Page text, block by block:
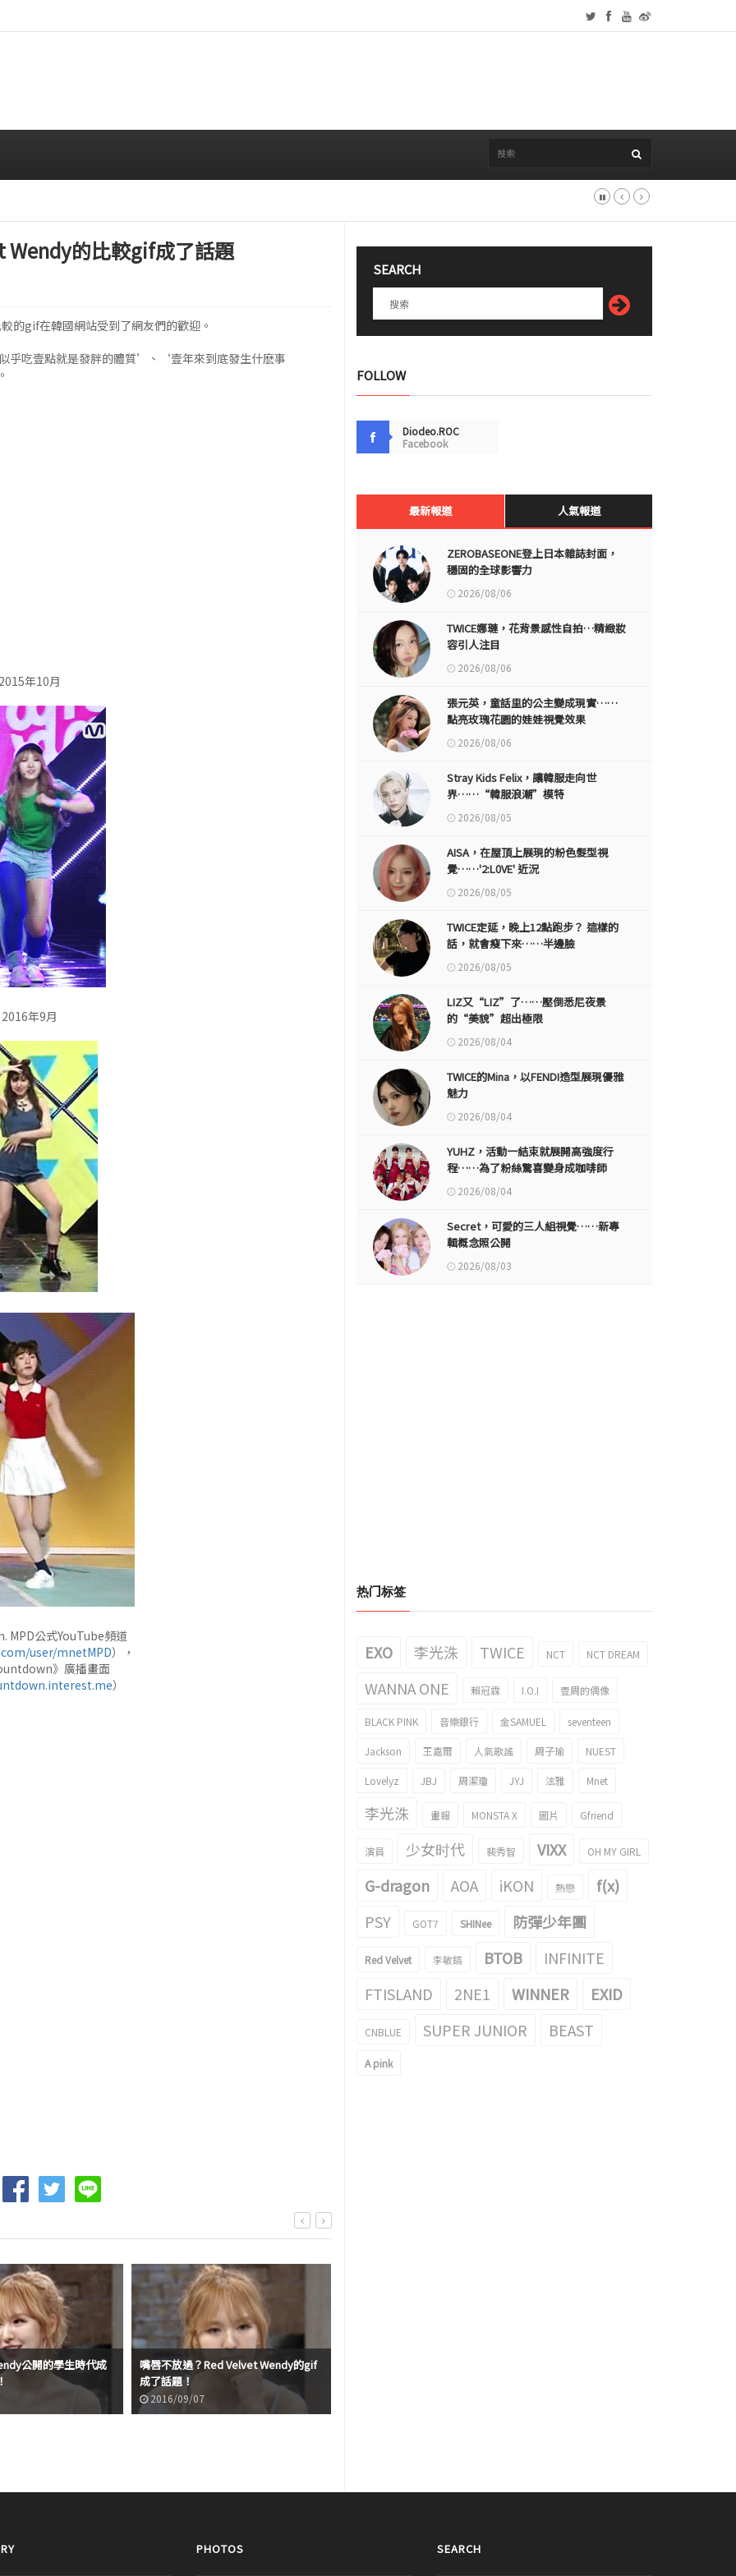
Wendy的比較gif成了話題
的gif在韓國網站受到了網友們的歡迎。
乎吃壹點就是發胖的體質’、‘壹年來到底發生什麽事
年10月
年9月
MPD公式YouTube頻道
user/mnetMPD），
》廣播畫面
）
公開的學生時代成
嘴唇不放過？Red Velvet Wendy的gif
成了話題！
2016/09/07
SEARCH
FOLLOW
Diodeo.ROC
Facebook
最新報道 人氣報道
ZEROBASEONE登上日本雜誌封面，
穩固的全球影響力
2026/08/06
TWICE娜璉，花背景感性自拍…精緻妝
容引人注目
2026/08/06
張元英，童話里的公主變成現實……
點亮玫瑰花園的娃娃視覺效果
2026/08/06
Stray Kids Felix，讓韓服走向世
界……“韓服浪潮”模特
2026/08/05
AISA，在屋頂上展現的粉色髮型視
覺……'2:L0VE' 近況
2026/08/05
TWICE定延，晚上12點跑步？ 這樣的
話，就會瘦下來……半邊臉
2026/08/05
LIZ又“LIZ”了……壓倒悉尼夜景
的“美貌”超出極限
2026/08/04
TWICE的Mina，以FENDI造型展現優雅
魅力
2026/08/04
YUHZ，活動一結束就展開高強度行
程……為了粉絲驚喜變身成咖啡師
2026/08/04
Secret，可愛的三人組視覺……新專
輯概念照公開
2026/08/03
热门标签
EXO 李光洙 TWICE NCT NCT DREAM
WANNA ONE 賴冠霖 I.O.I 壹周的偶像
BLACK PINK 音樂銀行 金SAMUEL seventeen
Jackson 王嘉爾 人氣歌謠 周子瑜 NUEST
Lovelyz JBJ 周潔瓊 JYJ 泫雅 Mnet
李光洙 畫報 MONSTA X 圖片 Gfriend
演員 少女时代 裴秀智 VIXX OH MY GIRL
G-dragon AOA iKON 熱戀
f(x)
PSY
GOT7 SHINee 防彈少年團
Red Velvet 李敏鎬 BTOB
INFINITE
FTISLAND
2NE1 WINNER EXID
CNBLUE SUPER JUNIOR BEAST
A pink
PHOTOS SEARCH